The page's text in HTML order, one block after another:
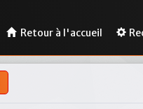
Retour à l'accueil